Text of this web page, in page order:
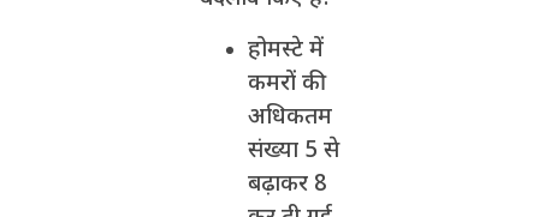
होमस्टे में
कमरों की
अधिकतम
संख्या 5 से
बढ़ाकर 8